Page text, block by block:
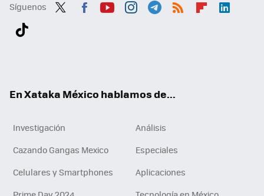
Síguenos
En Xataka México hablamos de...
Investigación
Análisis
Cazando Gangas Mexico
Especiales
Celulares y Smartphones
Aplicaciones